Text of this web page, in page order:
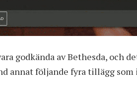
godkända av Bethesda, och
annat följande fyra tillägg